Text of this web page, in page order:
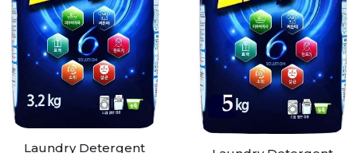
Laundry Detergent